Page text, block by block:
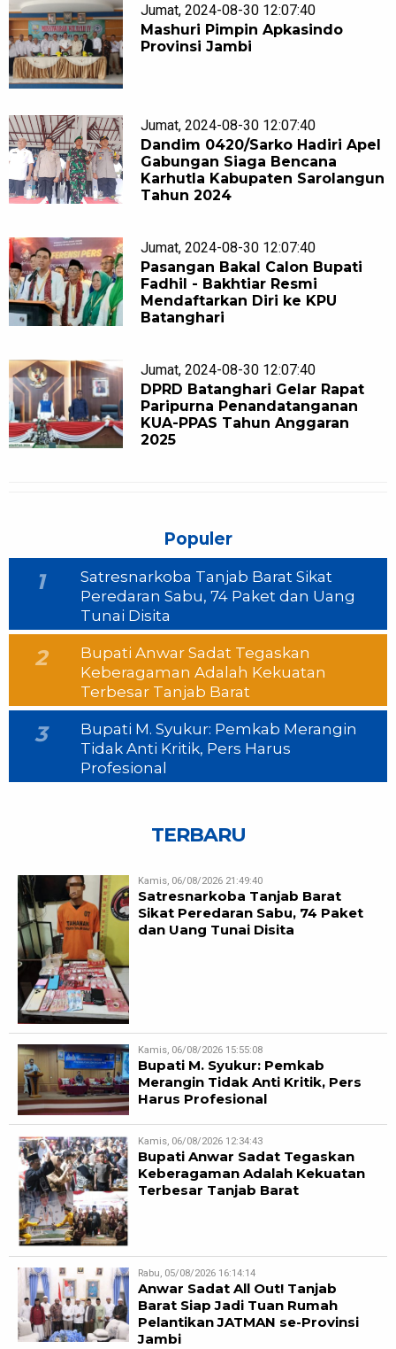
Jumat, 2024-08-30 12:07:40
Mashuri Pimpin Apkasindo
Provinsi Jambi
Jumat, 2024-08-30 12:07:40
Dandim 0420/Sarko Hadiri Apel
Gabungan Siaga Bencana
Karhutla Kabupaten Sarolangun
Tahun 2024
Jumat, 2024-08-30 12:07:40
Pasangan Bakal Calon Bupati
Fadhil - Bakhtiar Resmi
Mendaftarkan Diri ke KPU
Batanghari
Jumat, 2024-08-30 12:07:40
DPRD Batanghari Gelar Rapat
Paripurna Penandatanganan
KUA-PPAS Tahun Anggaran
2025
Populer
1
Satresnarkoba Tanjab Barat Sikat
Peredaran Sabu, 74 Paket dan Uang
Tunai Disita
2
Bupati Anwar Sadat Tegaskan
Keberagaman Adalah Kekuatan
Terbesar Tanjab Barat
3
Bupati M. Syukur: Pemkab Merangin
Tidak Anti Kritik, Pers Harus
Profesional
TERBARU
Kamis, 06/08/2026 21:49:40
Satresnarkoba Tanjab Barat
Sikat Peredaran Sabu, 74 Paket
dan Uang Tunai Disita
Kamis, 06/08/2026 15:55:08
Bupati M. Syukur: Pemkab
Merangin Tidak Anti Kritik, Pers
Harus Profesional
Kamis, 06/08/2026 12:34:43
Bupati Anwar Sadat Tegaskan
Keberagaman Adalah Kekuatan
Terbesar Tanjab Barat
Rabu, 05/08/2026 16:14:14
Anwar Sadat All Out! Tanjab
Barat Siap Jadi Tuan Rumah
Pelantikan JATMAN se-Provinsi
Jambi